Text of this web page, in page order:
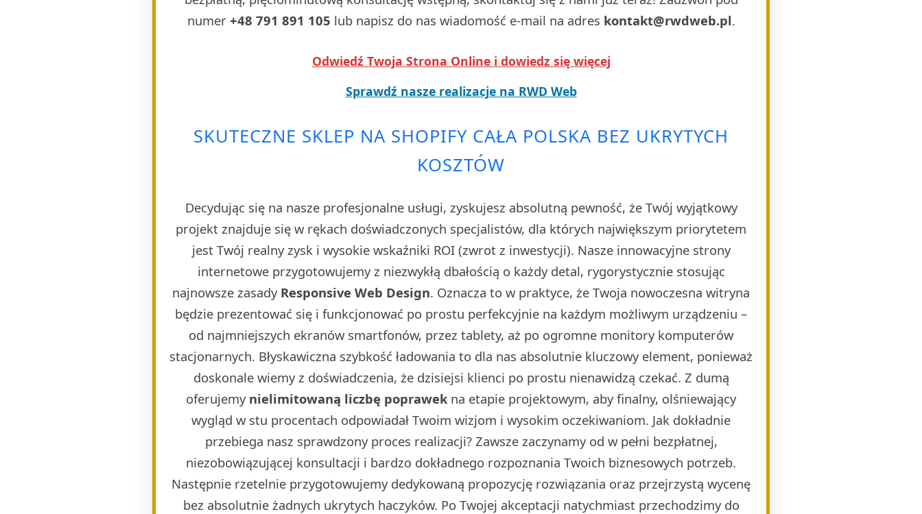
numer +48 791 891 105 lub napisz do nas wiadomość e-mail na adres kontakt@rwdweb.pl.
Odwiedź Twoja Strona Online i dowiedz się więcej
Sprawdź nasze realizacje na RWD Web
SKUTECZNE SKLEP NA SHOPIFY CAŁA POLSKA BEZ UKRYTYCH
KOSZTÓW
Decydując się na nasze profesjonalne usługi, zyskujesz absolutną pewność, że Twój wyjątkowy
projekt znajduje się w rękach doświadczonych specjalistów, dla których największym priorytetem
jest Twój realny zysk i wysokie wskaźniki ROI (zwrot z inwestycji). Nasze innowacyjne strony
internetowe przygotowujemy z niezwykłą dbałością o każdy detal, rygorystycznie stosując
najnowsze zasady Responsive Web Design. Oznacza to w praktyce, że Twoja nowoczesna witryna
będzie prezentować się i funkcjonować po prostu perfekcyjnie na każdym możliwym urządzeniu –
od najmniejszych ekranów smartfonów, przez tablety, aż po ogromne monitory komputerów
stacjonarnych. Błyskawiczna szybkość ładowania to dla nas absolutnie kluczowy element, ponieważ
doskonale wiemy z doświadczenia, że dzisiejsi klienci po prostu nienawidzą czekać. Z dumą
oferujemy nielimitowaną liczbę poprawek na etapie projektowym, aby finalny, olśniewający
wygląd w stu procentach odpowiadał Twoim wizjom i wysokim oczekiwaniom. Jak dokładnie
przebiega nasz sprawdzony proces realizacji? Zawsze zaczynamy od w pełni bezpłatnej,
niezobowiązującej konsultacji i bardzo dokładnego rozpoznania Twoich biznesowych potrzeb.
Następnie rzetelnie przygotowujemy dedykowaną propozycję rozwiązania oraz przejrzystą wycenę
bez absolutnie żadnych ukrytych haczyków. Po Twojej akceptacji natychmiast przechodzimy do